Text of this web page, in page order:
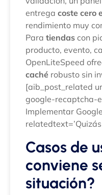
entrega coste cero
rendimiento muy
Para tiendas con
producto, evento,
OpenLiteSpeed
caché robusto sin
[aib_post_related
google-recaptcha-
Implementar
Casos de
conviene
situación?